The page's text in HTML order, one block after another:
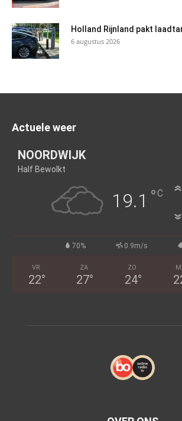
Holland Rijnland pakt
6 augustus 2026
Actuele weer
NOORDWIJK
Half Bewolkt
19.1 °C
70% 0.9m/s
VR
22°
ZA
27°
ZO
24°